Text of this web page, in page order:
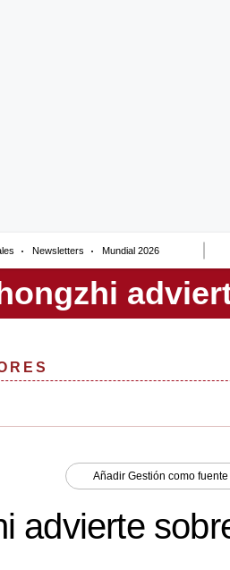
Newsletters Mundial 2026
Añadir Gestión como
advierte